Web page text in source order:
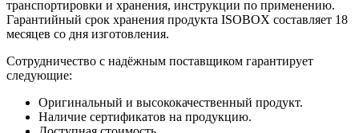
транспортировки и хранения, инструкции по применению.
Гарантийный срок хранения продукта ISOBOX составляет 18
месяцев со дня изготовления.
Сотрудничество с надёжным поставщиком гарантирует
следующие:
Оригинальный и высококачественный продукт.
Наличие сертификатов на продукцию.